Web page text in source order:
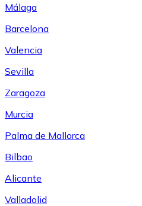
Málaga
Barcelona
Valencia
Sevilla
Zaragoza
Murcia
Palma de Mallorca
Bilbao
Alicante
Valladolid